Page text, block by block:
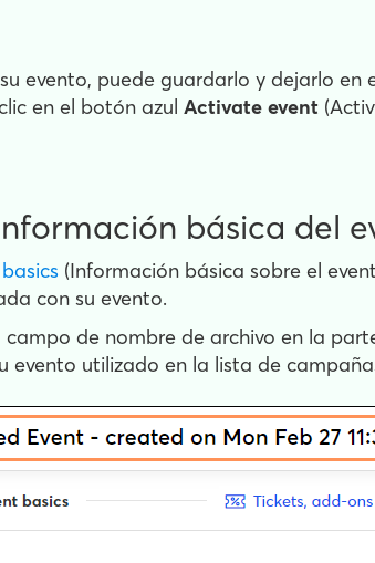
evento, puede guardarlo y dejarlo
en el botón azul Activate event
básica del
(Información básica sobre el
con su evento.
campo de nombre de archivo en la
evento utilizado en la lista de